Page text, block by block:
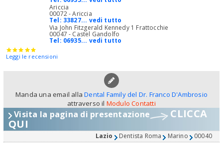
Ariccia
00072 - Ariccia
Tel: 33827... vedi tutto
Via John Fitzgerald Kennedy 1 Frattocchie
00047 - Castel Gandolfo
Tel: 06935... vedi tutto
Leggi le recensioni
Manda una email allaDental Family del Dr. Franco D'Ambrosio
attraverso il Modulo Contatti
Visita la pagina di presentazione CLICCA
QUI
Lazio Dentista Roma Marino 00040